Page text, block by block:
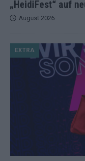
„HeidiFest“ auf
August 2026
EXTRA